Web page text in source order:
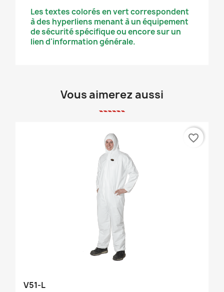
Les textes colorés en vert correspondent
à des hyperliens menant à un équipement
de sécurité spécifique ou encore sur un
lien d'information générale.
Vous aimerez aussi
V51-L
favorite_border